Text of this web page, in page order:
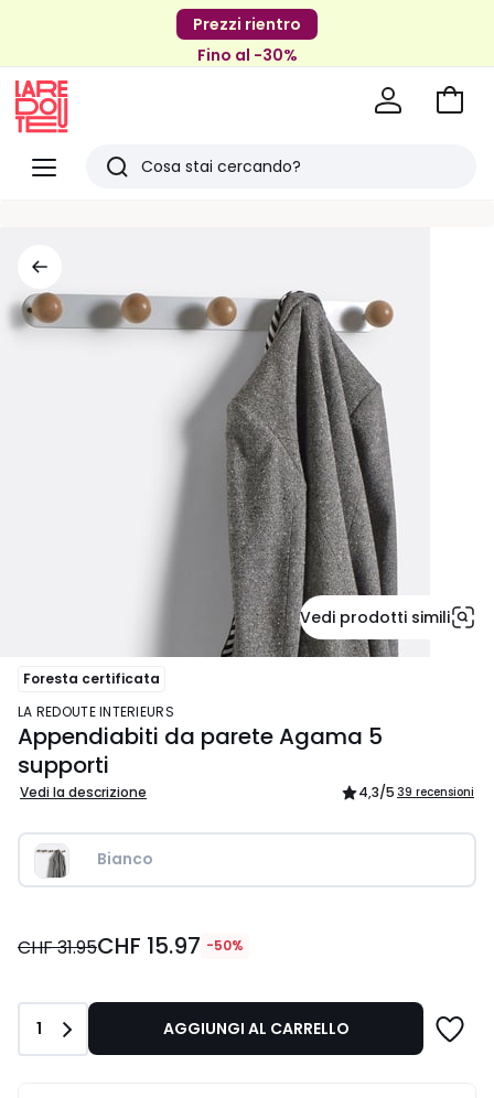
Prezzi rientro
Fino al -30%
Menu
Redoute
Ricerca
Vai
Vedi prodotti simili
Foresta certificata
LA REDOUTE INTERIEURS
Appendiabiti da parete Agama 5
supporti
Vedi la descrizione 4,3/5 39 recensioni
Bianco
15.97
31.95
50%
CHF 31.95CHF 15.97 -50%
Quantità
1 AGGIUNGI AL CARRELLO